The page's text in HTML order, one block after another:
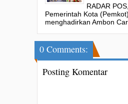
RADAR
Pemerintah Kota
menghadirkan Ambon
0 Comments:
Posting Komentar